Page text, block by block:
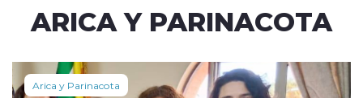
ARICA Y PARINACOTA
Arica y Parinacota